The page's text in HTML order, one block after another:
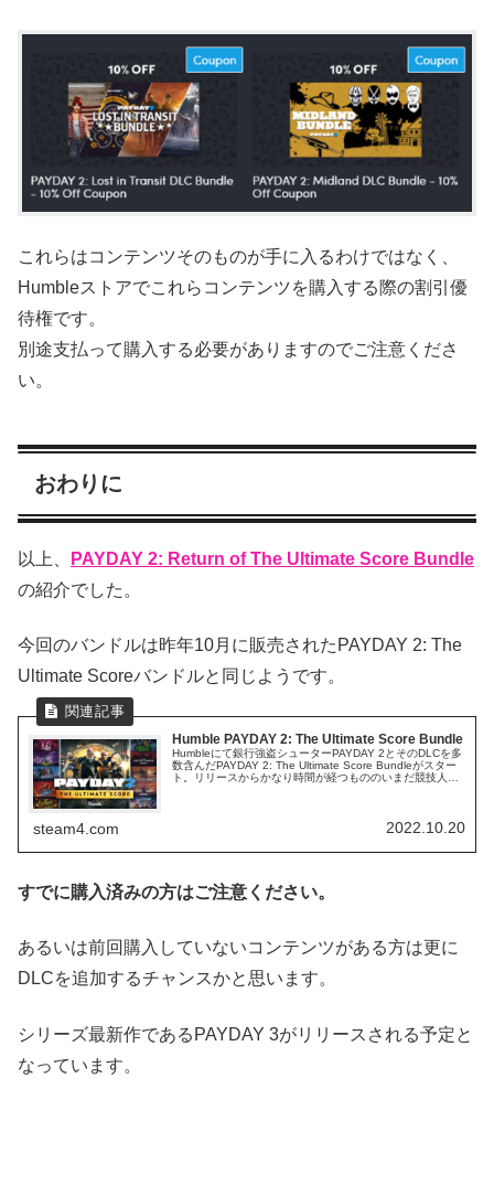
これらはコンテンツそのものが手に入るわけではなく、
Humbleストアでこれらコンテンツを購入する際の割引優
待権です。
別途支払って購入する必要がありますのでご注意くださ
い。
おわりに
以上、
PAYDAY 2: Return of The Ultimate Score Bundle
の紹介でした。
今回のバンドルは昨年10月に販売されたPAYDAY 2: The
Ultimate Scoreバンドルと同じようです。
Humble PAYDAY 2: The Ultimate Score Bundle
Humbleにて銀行強盗シューターPAYDAY 2とそのDLCを多
数含んだPAYDAY 2: The Ultimate Score Bundleがスター
ト。リリースからかなり時間が経つもののいまだ競技人口
steam4.com 2022.10.20
すでに購入済みの方はご注意ください。
あるいは前回購入していないコンテンツがある方は更に
DLCを追加するチャンスかと思います。
シリーズ最新作であるPAYDAY 3がリリースされる予定と
なっています。